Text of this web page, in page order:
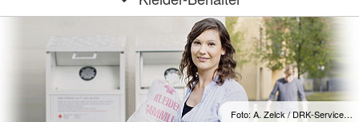
Foto: A. Zelck / DRK-Service…